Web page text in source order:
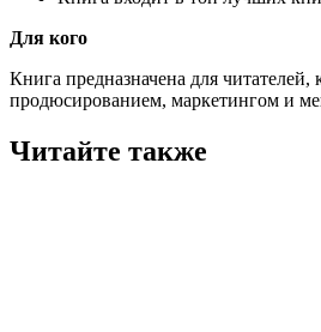
Для кого
Книга предназначена для читателей,
продюсированием, маркетингом и
Читайте также